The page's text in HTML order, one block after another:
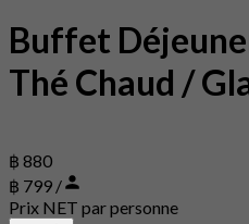
Buffet
Thé Chaud /
฿ 880
฿ 799 /
Prix NET par personne